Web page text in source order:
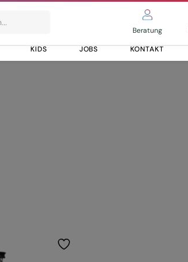
Beratung
KIDS JOBS KONTAKT